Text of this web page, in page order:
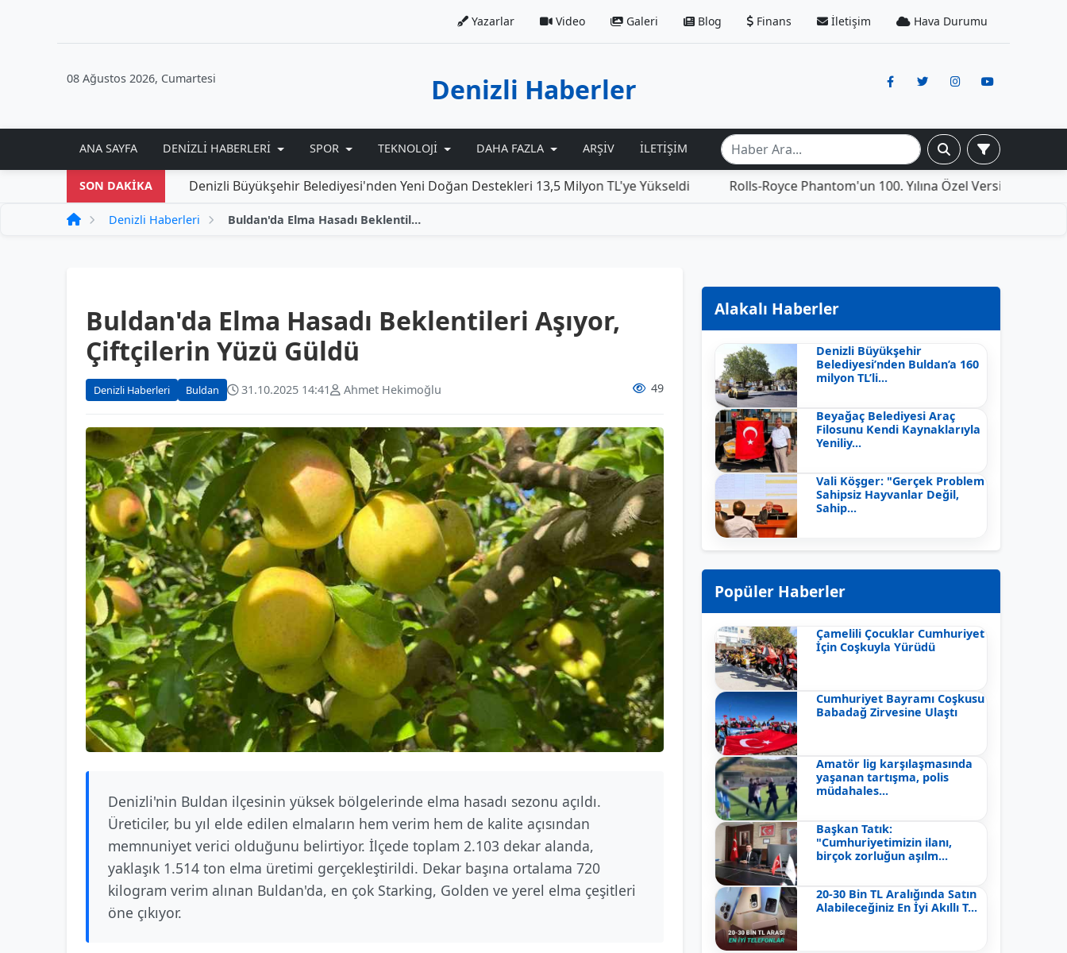
Yazarlar Video Galeri Blog Finans İletişim Hava Durumu
08 Ağustos 2026, Cumartesi Denizli Haberler
ANA SAYFA DENIZLI HABERLERI SPOR TEKNOLOJI DAHA FAZLA ARŞIV İLETIŞIM
SON DAKİKA
Denizli Büyükşehir Belediyesi'nden Yeni Doğan Destekleri 13,5 Milyon TL'ye Yükseldi Rolls-Royce Phantom'un 100. Yılına Özel Versiyonu: İçinde Yaşamak
Denizli Haberleri Buldan'da Elma Hasadı Beklentileri Aşıyor, Çiftçilerin Yüzü Güldü
Buldan'da Elma Hasadı Beklentileri Aşıyor,
Çiftçilerin Yüzü Güldü
Denizli Haberleri Buldan 31.10.2025 14:41 Ahmet Hekimoğlu 49
Denizli'nin Buldan ilçesinin yüksek bölgelerinde elma hasadı sezonu açıldı.
Üreticiler, bu yıl elde edilen elmaların hem verim hem de kalite açısından
memnuniyet verici olduğunu belirtiyor. İlçede toplam 2.103 dekar alanda,
yaklaşık 1.514 ton elma üretimi gerçekleştirildi. Dekar başına ortalama 720
kilogram verim alınan Buldan'da, en çok Starking, Golden ve yerel elma çeşitleri
öne çıkıyor.
Alakalı Haberler
Denizli Büyükşehir
Belediyesi’nden Buldan’a 160
milyon TL’li...
Beyağaç Belediyesi Araç
Filosunu Kendi Kaynaklarıyla
Yeniliy...
Vali Köşger: "Gerçek Problem
Sahipsiz Hayvanlar Değil,
Sahip...
Popüler Haberler
Çamelili Çocuklar Cumhuriyet
İçin Coşkuyla Yürüdü
Cumhuriyet Bayramı Coşkusu
Babadağ Zirvesine Ulaştı
Amatör lig karşılaşmasında
yaşanan tartışma, polis
müdahales...
Başkan Tatık:
"Cumhuriyetimizin ilanı,
birçok zorluğun aşılm...
20-30 Bin TL Aralığında Satın
Alabileceğiniz En İyi Akıllı T...